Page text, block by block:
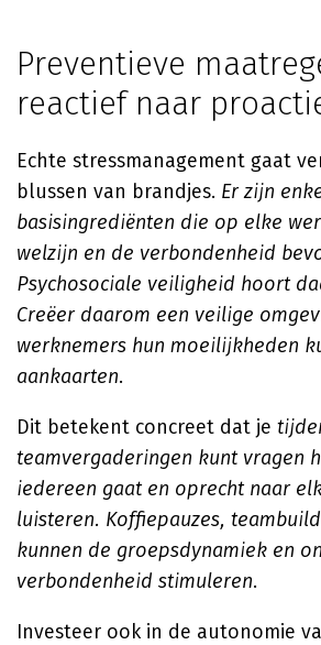
Preventieve
reactief naar
Echte stressmanagement gaat
blussen van brandjes. Er zijn
basisingrediënten die op elke
welzijn en de verbondenheid
Psychosociale veiligheid hoort
Creëer daarom een veilige
werknemers hun moeilijkheden
aankaarten.
Dit betekent concreet dat je
teamvergaderingen kunt vragen
iedereen gaat en oprecht naar
luisteren. Koffiepauzes,
kunnen de groepsdynamiek en
verbondenheid stimuleren.
Investeer ook in de autonomie